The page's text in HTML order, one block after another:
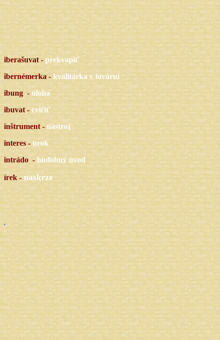
iberašuvat - prekvapiť
ibernémerka - kvalitárka v továrni
ibung - úloha
ibuvat - cvičiť
inštrument - nástroj
interes - úrok
intrádo - hudobný úvod
írek -naskrze